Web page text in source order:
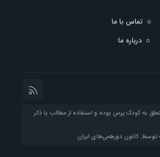
تماس با ما
درباره ما
به کودک پرس بوده و استفاده از مطالب با ذکر
توسط: کانون دورهمی‌های ایران